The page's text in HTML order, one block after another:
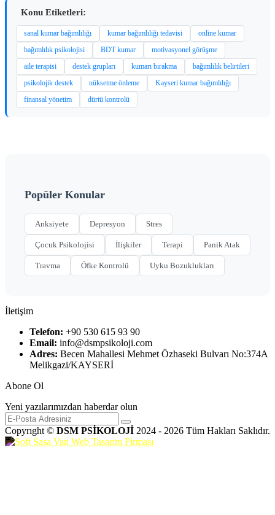
Konu Etiketleri:
sanal kumar bağımlılığı kumar bağımlılığı tedavisi
online kumar
bağımlılık psikolojisi
BDT kumar
motivasyonel görüşme
aile terapisi
destek grupları kumarı bırakma
bağımlılık belirtileri
psikolojik destek
nüksetme önleme
Kayseri kumar bağımlılığı
finansal yönetim
dürtü kontrolü
Popüler Konular
Anksiyete Depresyon Stres
Çocuk Psikolojisi İlişkiler Terapi Panik Atak
Travma Öfke Kontrolü Uyku Bozuklukları
İletişim
Telefon: +90 530 615 93 90
Email: info@dsmpsikoloji.com
Adres: Becen Mahallesi Mehmet Özhaseki Bulvarı No:374A
Melikgazi/KAYSERİ
Abone Ol
Yeni yazılarımızdan haberdar olun
Copyrıght © DSM PSİKOLOJİ 2024 - 2026 Tüm Hakları Saklıdır.